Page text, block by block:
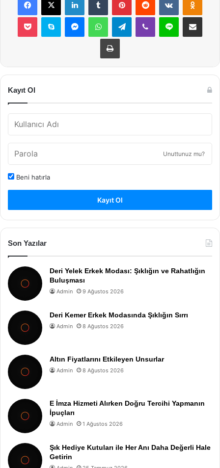
Pocket Skype MessengerWhatsAppTelegramViber Line E-Posta ile
Yazdır
Kayıt Ol
Unuttunuz mu?
Beni hatırla
Kayıt Ol
Son Yazılar
Deri Yelek Erkek Modası: Şıklığın ve Rahatlığın
Buluşması
Admin 9 Ağustos 2026
Deri Kemer Erkek Modasında Şıklığın Sırrı
Admin 8 Ağustos 2026
Altın Fiyatlarını Etkileyen Unsurlar
Admin 8 Ağustos 2026
E İmza Hizmeti Alırken Doğru Tercihi Yapmanın
İpuçları
Admin 1 Ağustos 2026
Şık Hediye Kutuları ile Her Anı Daha Değerli Hale
Getirin